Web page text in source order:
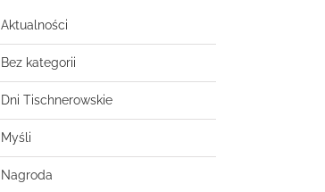
Aktualności
Bez kategorii
Dni Tischnerowskie
Myśli
Nagroda